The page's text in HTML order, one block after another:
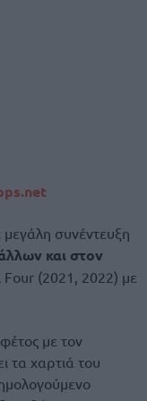
συνέντευξη
και στον
Four (2021, 2022) με
με τον
τα χαρτιά του